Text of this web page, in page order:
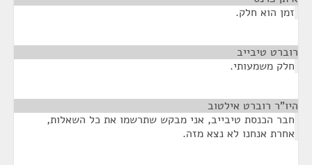
זמן הוא חלק.
רוברט טיבייב
חלק משמעותי.
היו"ר רוברט אילטוב
חבר הכנסת טיבייב, אני מבקש שתרשמו את כל השאלות,
אחרת אנחנו לא נצא מזה.